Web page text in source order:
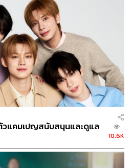
วแคมเปญสนับสนุนและดูแล
10.6K